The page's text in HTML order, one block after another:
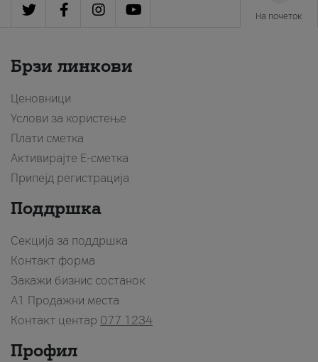
На почеток
Брзи линкови
Ценовници
Услови за користење
Плати сметка
Активирајте Е-сметка
Припејд регистрација
Поддршка
Секција за поддршка
Контакт форма
Закажи бизнис состанок
A1 Продажни места
Контакт центар 077 1234
Профил